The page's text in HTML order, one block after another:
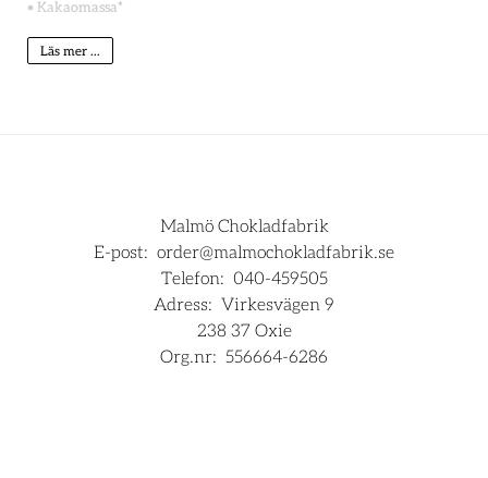
• Kakaomassa*
• Kakaosmör*
*Ekologisk ingrediens
Läs mer ...
Malmö Chokladfabrik
E-post: order@malmochokladfabrik.se
Telefon: 040-459505
Adress: Virkesvägen 9
238 37 Oxie
Org.nr:
556664-6286